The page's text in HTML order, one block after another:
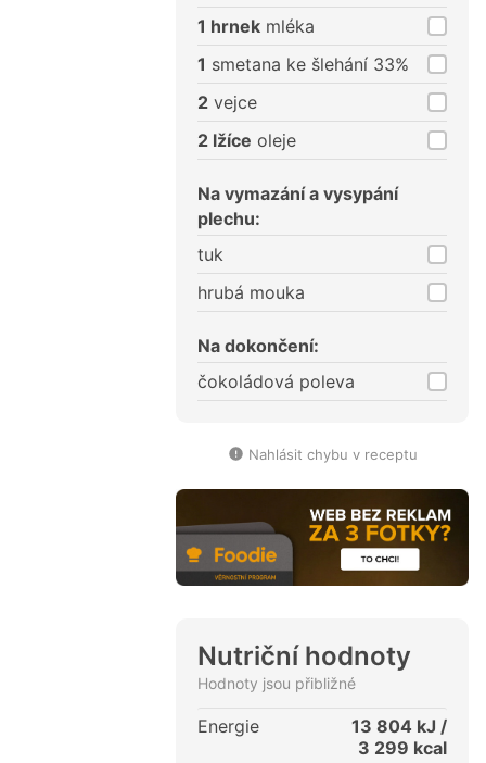
1 hrnek mléka
1 smetana ke šlehání 33%
2 vejce
2 lžíce oleje
Na vymazání a vysypání
plechu:
tuk
hrubá mouka
Na dokončení:
čokoládová poleva
Nahlásit chybu v receptu
Nutriční hodnoty
Hodnoty jsou přibližné
Energie 13 804 kJ /
3 299 kcal